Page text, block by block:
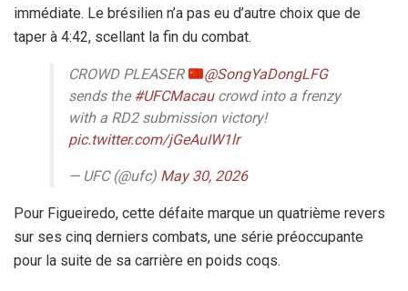
immédiate. Le brésilien n’a pas eu d’autre choix que de
taper à 4:42, scellant la fin du combat.
CROWD PLEASER
@SongYaDongLFG
sends the#UFCMacaucrowd into a frenzy
with a RD2 submission victory!
pic.twitter.com/jGeAuIW1lr
— UFC (@ufc) May 30, 2026
Pour Figueiredo, cette défaite marque un quatrième revers
sur ses cinq derniers combats, une série préoccupante
pour la suite de sa carrière en poids coqs.